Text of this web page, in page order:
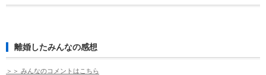
離婚したみんなの感想
＞＞ みんなのコメントはこちら